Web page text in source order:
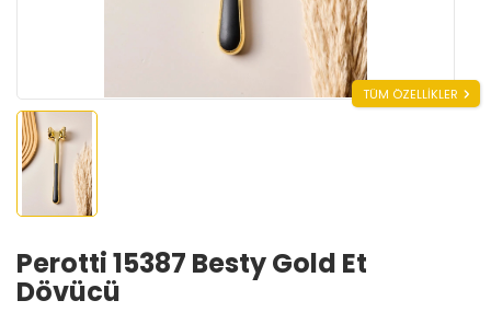
TÜM ÖZELLİKLER
Perotti 15387 Besty Gold Et
Dövücü